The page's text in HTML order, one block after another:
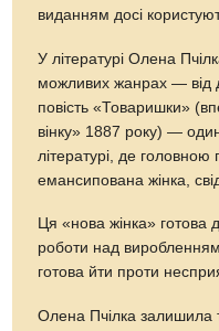
виданням досі
У літературі Олена
можливих жанрах — від
повість «Товаришки»
вінку» 1887 року) — один
літературі, де головною
емансипована жінка,
Ця «нова жінка» готова
роботи над
готова йти проти
Олена Пчілка залишила